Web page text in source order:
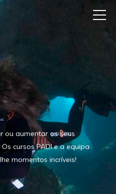
ou aumentar os seus
cursos PADI e a equipa
momentos incríveis!